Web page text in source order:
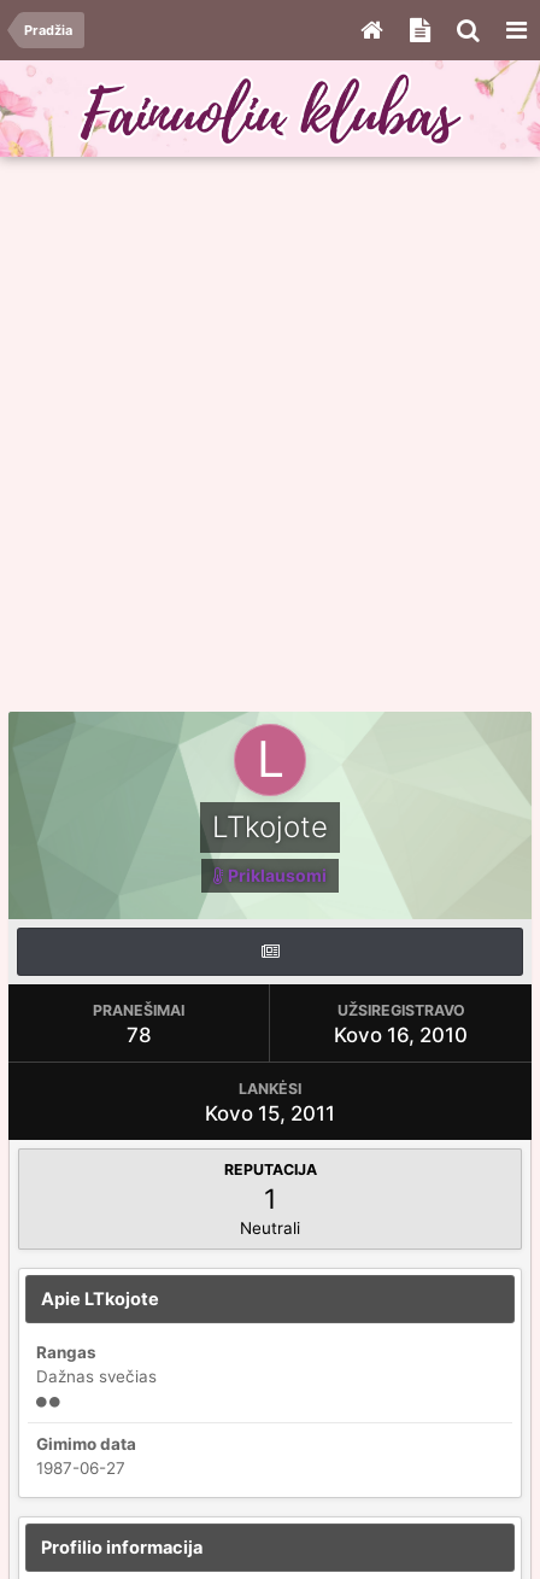
Pradžia
LTkojote
Priklausomi
PRANEŠIMAI
78
UŽSIREGISTRAVO
Kovo 16, 2010
LANKĖSI
Kovo 15, 2011
REPUTACIJA
1
Neutrali
Apie LTkojote
Rangas
Dažnas svečias
Gimimo data
1987-06-27
Profilio informacija